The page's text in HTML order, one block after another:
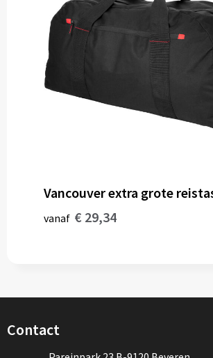
Vancouver extra grote
vanaf € 29,34
Contact